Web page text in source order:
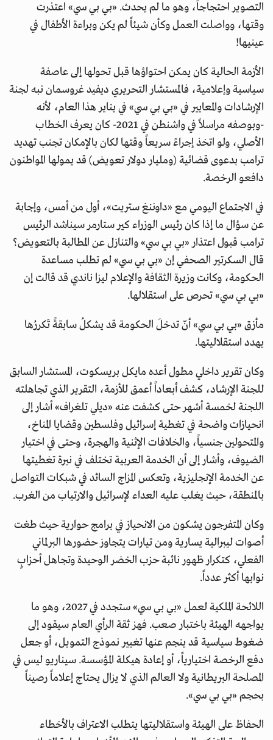
التصوير احتجاجاً، وهو ما لم يحدث. «بي بي سي» اعتذرت
وقتها، وواصلت العمل وكأن شيئاً لم يكن وبراءة الأطفال في
عينيها!
الأزمة الحالية كان يمكن احتواؤها قبل تحولها إلى عاصفة
سياسية وإعلامية، فالمستشار التحريري ديفيد غروسمان نبه لجنة
الإرشادات والمعايير في «بي بي سي» في يناير هذا العام، لأنه
-وبوصفه مراسلاً في واشنطن في 2021- كان يعرف الخطاب
الأصلي، ولو اتخذ إجراءً سريعاً وقتها لكان بالإمكان تجنب تهديد
ترامب بدعوى قضائية (ومليار دولار تعويض) قد يمولها المواطنون
دافعو الرخصة.
في الاجتماع اليومي مع «داوننغ ستريت»، أول من أمس، وإجابة
عن سؤال ما إذا كان رئيس الوزراء كير ستارمر سيناشد الرئيس
ترامب قبول اعتذار «بي بي سي» والتنازل عن المطالبة بالتعويض؟
قال السكرتير الصحفي إن «بي بي سي» لم تطلب مساعدة
الحكومة، وكانت وزيرة الثقافة والإعلام ليزا ناندي قد قالت إن
«بي بي سي» تحرص على استقلالها.
مأزق «بي بي سي» أنّ تدخلَ الحكومة قد يشكلُ سابقةً تَكررُها
يهدد استقلاليتها.
وكان تقرير داخلي مطول أعده مايكل بريسكوت، المستشار السابق
للجنة الإرشاد، كشف أبعاداً أعمق للأزمة، التقرير الذي تجاهلته
اللجنة لخمسة أشهر حتى كشفت عنه «ديلي تلغراف» أشار إلى
انحيازات واضحة في تغطية إسرائيل وفلسطين وقضايا المناخ،
والمتحولين جنسياً، والخلافات الإثنية والهجرة، وحتى في اختيار
الضيوف، وأشار إلى أن الخدمة العربية تختلف في نبرة تغطيتها
عن الخدمة الإنجليزية، وتعكس المزاج السائد في شبكات التواصل
بالمنطقة، حيث يغلب عليه العداء لإسرائيل والارتياب من الغرب.
وكان المتفرجون يشكون من الانحياز في برامج حوارية حيث طغت
أصوات ليبرالية يسارية ومن تيارات يتجاوز حضورها البرلماني
الفعلي، كتكرار ظهور نائبة حزب الخضر الوحيدة وتجاهل أحزابٍ
نوابها أكثر عدداً.
اللائحة الملكية لعمل «بي بي سي» ستجدد في 2027، وهو ما
يواجهه الهيئة باختبار صعب. فهز ثقة الرأي العام سيقود إلى
ضغوط سياسية قد ينجم عنها تغيير نموذج التمويل، أو جعل
دفع الرخصة اختيارياً، أو إعادة هيكلة المؤسسة. سيناريو ليس في
المصلحة البريطانية ولا العالم الذي لا يزال يحتاج إعلاماً رصيناً
بحجم «بي بي سي».
الحفاظ على الهيئة واستقلاليتها يتطلب الاعتراف بالأخطاء